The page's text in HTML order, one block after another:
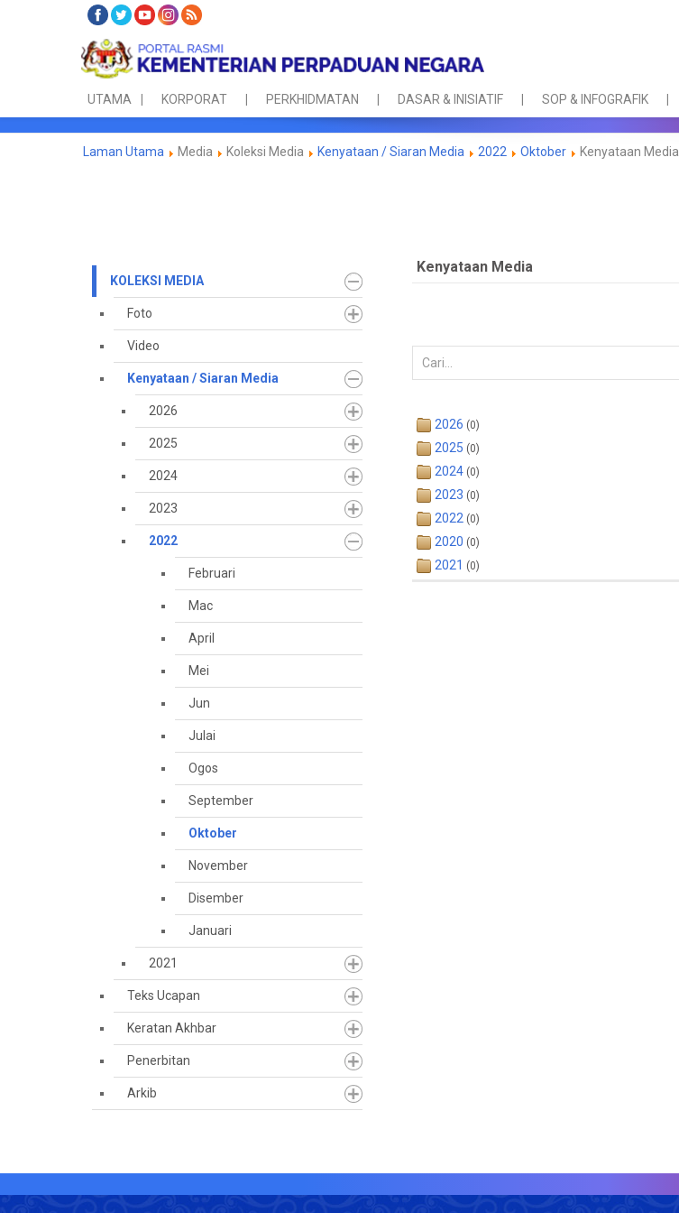
UTAMA KORPORAT PERKHIDMATAN DASAR & INISIATIF SOP & INFOGRAFIK
Laman Utama Media Koleksi Media Kenyataan / Siaran Media 2022 Oktober Kenyataan Media
KOLEKSI MEDIA
Foto
Video
Kenyataan / Siaran Media
2026
2025
2024
2023
2022
Februari
Mac
April
Mei
Jun
Julai
Ogos
September
Oktober
November
Disember
Januari
2021
Teks Ucapan
Keratan Akhbar
Penerbitan
Arkib
Kenyataan Media
Carian
2026 (0)
2025 (0)
2024 (0)
2023 (0)
2022 (0)
2020 (0)
2021 (0)